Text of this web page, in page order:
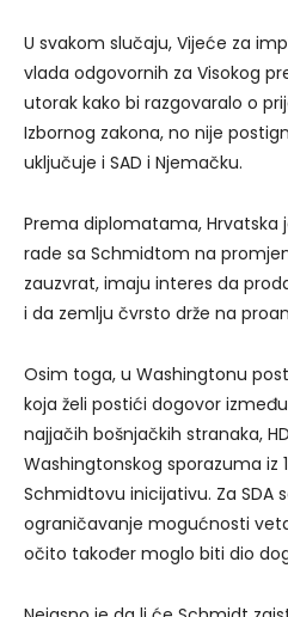
U svakom slučaju, Vijeće za
vlada odgovornih za Visokog
utorak kako bi razgovaralo o
Izbornog zakona, no nije
uključuje i SAD i Njemačku.
Prema diplomatama, Hrvatska
rade sa Schmidtom na
zauzvrat, imaju interes da
i da zemlju čvrsto drže na
Osim toga, u Washingtonu
koja želi postići dogovor
najjačih bošnjačkih stranaka,
Washingtonskog sporazuma iz
Schmidtovu inicijativu. Za SDA
ograničavanje mogućnosti
očito također moglo biti dio